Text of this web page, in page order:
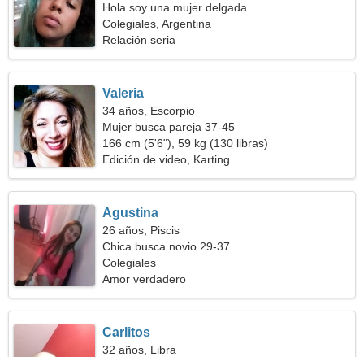
Hola soy una mujer delgada
Colegiales, Argentina
Relación seria
Valeria
34 años, Escorpio
Mujer busca pareja 37-45
166 cm (5'6"), 59 kg (130 libras)
Edición de video, Karting
Agustina
26 años, Piscis
Chica busca novio 29-37
Colegiales
Amor verdadero
Carlitos
32 años, Libra